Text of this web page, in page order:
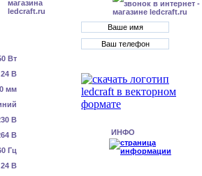
Вт
24 В
мм
В
В
Гц
24 В
ИНФО